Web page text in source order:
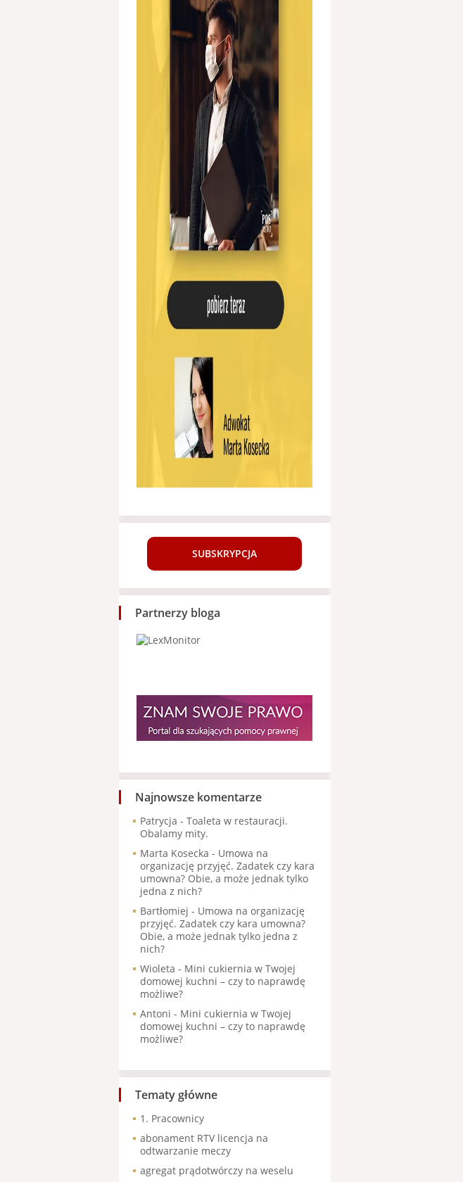
SUBSKRYPCJA
Partnerzy bloga
Najnowsze komentarze
Patrycja - Toaleta w restauracji.
Obalamy mity.
Marta Kosecka - Umowa na
organizację przyjęć. Zadatek czy kara
umowna? Obie, a może jednak tylko
jedna z nich?
Bartłomiej - Umowa na organizację
przyjęć. Zadatek czy kara umowna?
Obie, a może jednak tylko jedna z
nich?
Wioleta - Mini cukiernia w Twojej
domowej kuchni – czy to naprawdę
możliwe?
Antoni - Mini cukiernia w Twojej
domowej kuchni – czy to naprawdę
możliwe?
Tematy główne
1. Pracownicy
abonament RTV licencja na
odtwarzanie meczy
agregat prądotwórczy na weselu